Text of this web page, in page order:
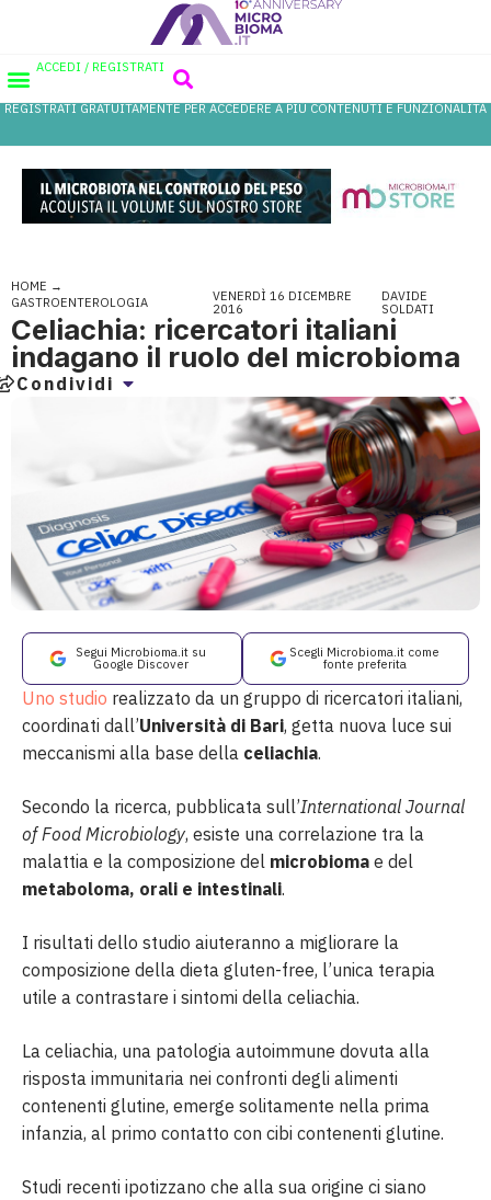
ACCEDI / REGISTRATI
REGISTRATI GRATUITAMENTE PER ACCEDERE A PIÙ CONTENUTI E FUNZIONALITÀ
HOME →
GASTROENTEROLOGIA
VENERDÌ 16 DICEMBRE
2016
DAVIDE
SOLDATI
Celiachia: ricercatori italiani
indagano il ruolo del microbioma
Condividi
Segui Microbioma.it su
Google Discover
Scegli Microbioma.it come
fonte preferita
Uno studio realizzato da un gruppo di ricercatori italiani,
coordinati dall’Università di Bari, getta nuova luce sui
meccanismi alla base della celiachia.
Secondo la ricerca, pubblicata sull’International Journal
of Food Microbiology, esiste una correlazione tra la
malattia e la composizione del microbioma e del
metaboloma, orali e intestinali.
I risultati dello studio aiuteranno a migliorare la
composizione della dieta gluten-free, l’unica terapia
utile a contrastare i sintomi della celiachia.
La celiachia, una patologia autoimmune dovuta alla
risposta immunitaria nei confronti degli alimenti
contenenti glutine, emerge solitamente nella prima
infanzia, al primo contatto con cibi contenenti glutine.
Studi recenti ipotizzano che alla sua origine ci siano